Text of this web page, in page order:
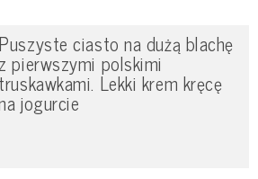
Puszyste ciasto na dużą blachę
z pierwszymi polskimi
truskawkami. Lekki krem kręcę
jogurcie